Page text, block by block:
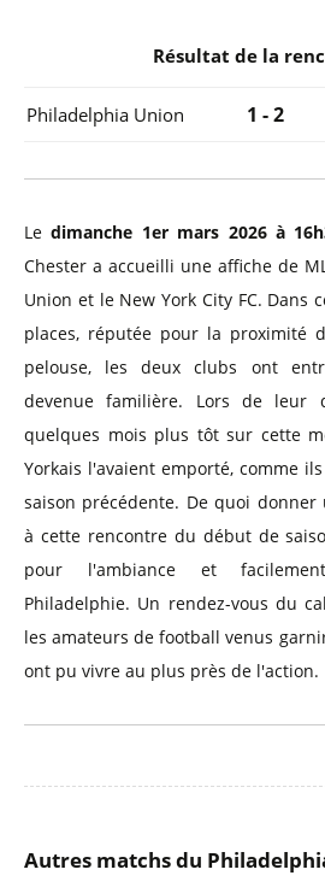
Résultat de la
Philadelphia Union 1 - 2
Ledimanche 1er mars 2026 à
Chester a accueilli une affiche de
Union et le New York City FC. Dans
places, réputée pour la proximité
pelouse, les deux clubs ont
devenue familière. Lors de leur
quelques mois plus tôt sur cette
Yorkais l'avaient emporté, comme
saison précédente. De quoi
à cette rencontre du début de
pour l'ambiance et
Philadelphie. Un rendez-vous du
les amateurs de football venus
ont pu vivre au plus près de l'action.
Autres matchs du